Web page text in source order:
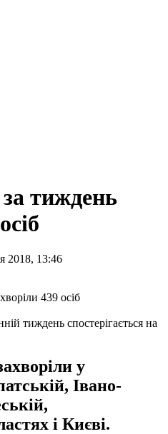
тиждень
2018, 13:46
тиждень спостерігається на
у
Івано-
і Києві.